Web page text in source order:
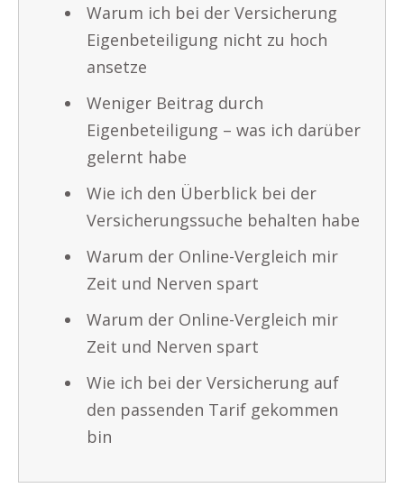
Warum ich bei der Versicherung
Eigenbeteiligung nicht zu hoch
ansetze
Weniger Beitrag durch
Eigenbeteiligung – was ich darüber
gelernt habe
Wie ich den Überblick bei der
Versicherungssuche behalten habe
Warum der Online-Vergleich mir
Zeit und Nerven spart
Warum der Online-Vergleich mir
Zeit und Nerven spart
Wie ich bei der Versicherung auf
den passenden Tarif gekommen
bin